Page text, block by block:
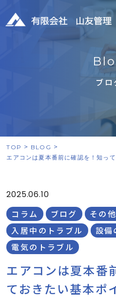
B lo
ブロ
TOP
BLOG
エアコンは夏本番前に確認を！知っ
2025.06.10
コラム ブログ
その
入居中のトラブル
設備
電気のトラブル
エアコンは夏本番
ておきたい基本ポ